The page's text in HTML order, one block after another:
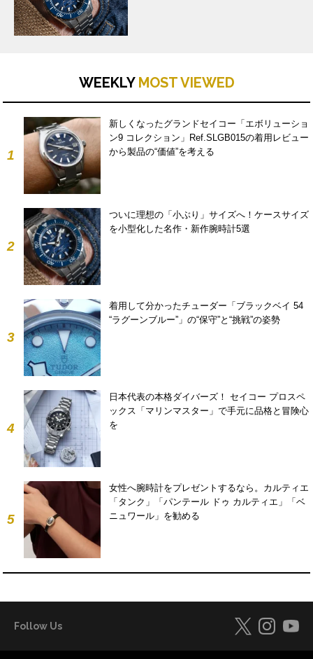
WEEKLY MOST VIEWED
1
新しくなったグランドセイコー「エボリューショ
ン9 コレクション」Ref.SLGB015の着用レビュー
から製品の“価値”を考える
2
ついに理想の「小ぶり」サイズへ！ケースサイズ
を小型化した名作・新作腕時計5選
3
着用して分かったチューダー「ブラックベイ 54
“ラグーンブルー”」の“保守”と“挑戦”の姿勢
4
日本代表の本格ダイバーズ！ セイコー プロスペ
ックス「マリンマスター」で手元に品格と冒険心
を
5
女性へ腕時計をプレゼントするなら。カルティエ
「タンク」「パンテール ドゥ カルティエ」「ベ
ニュワール」を勧める
Follow Us